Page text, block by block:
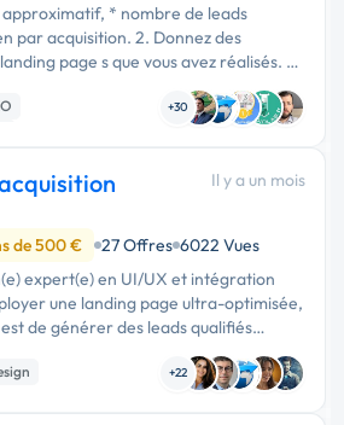
* nombre de leads
par acquisition. 2. Donnez des
page s que vous avez réalisés. 3.
pour lancer une campagne Google
+30
Il y a un mois
de 500 € 27 Offres 6022 Vues
expert(e) en UI/UX et intégration
une landing page ultra-optimisée,
de générer des leads qualifiés
entreprises) ayant des besoins
+22